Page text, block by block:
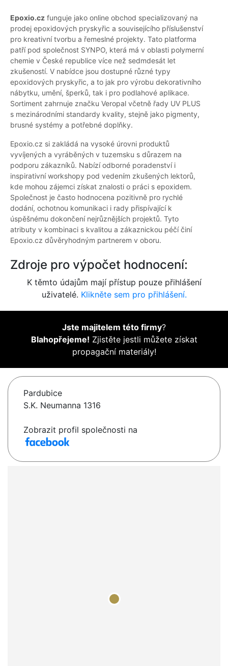
Epoxio.cz funguje jako online obchod specializovaný na
prodej epoxidových pryskyřic a souvisejícího příslušenství
pro kreativní tvorbu a řemeslné projekty. Tato platforma
patří pod společnost SYNPO, která má v oblasti polymerní
chemie v České republice více než sedmdesát let
zkušeností. V nabídce jsou dostupné různé typy
epoxidových pryskyřic, a to jak pro výrobu dekorativního
nábytku, umění, šperků, tak i pro podlahové aplikace.
Sortiment zahrnuje značku Veropal včetně řady UV PLUS
s mezinárodními standardy kvality, stejně jako pigmenty,
brusné systémy a potřebné doplňky.
Epoxio.cz si zakládá na vysoké úrovni produktů
vyvíjených a vyráběných v tuzemsku s důrazem na
podporu zákazníků. Nabízí odborné poradenství i
inspirativní workshopy pod vedením zkušených lektorů,
kde mohou zájemci získat znalosti o práci s epoxidem.
Společnost je často hodnocena pozitivně pro rychlé
dodání, ochotnou komunikaci i rady přispívající k
úspěšnému dokončení nejrůznějších projektů. Tyto
atributy v kombinaci s kvalitou a zákaznickou péčí činí
Epoxio.cz důvěryhodným partnerem v oboru.
Zdroje pro výpočet hodnocení:
K těmto údajům mají přístup pouze přihlášení
uživatelé. Klikněte sem pro přihlášení.
Jste majitelem této firmy?
Blahopřejeme! Zjistěte jestli můžete získat
propagační materiály!
Pardubice
S.K. Neumanna 1316
Zobrazit profil společnosti na